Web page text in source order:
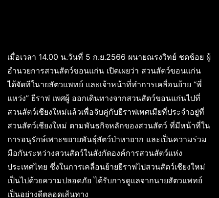
เมื่อเวลา 14.00 น.วันที่ 5 ก.ย.2566 ผนายณรงวิทย์ ชดช้อย ผู้
อำนวยการสวนสัตว์ขอนแก่น เปิดเผยว่า สวนสัตว์ขอนแก่น
ได้จัดทีในายสัตวแพทย์ และเจ้าหน้าที่ทำการเคลื่อนย้าย “พี่
แหว่ง” ยีราฟ เพศผู้ ออกเดินทางจากสวนสัตว์ขอนแก่นไปที่
สวนสัตว์เชียงใหม่แล้วเพื่อจับคู่กับยีราฟเพศเมียที่ประจำอยู่ที่
สวนสัตว์เชียงใหม่ ตามพันธกิจหลักของสวนสัตว์ ที่มีหน้าที่ใน
การอนุรักษ์เพาะขยายพันธุ์สัตว์ป่าหายาก และเป็นความร่วม
มือกันระหว่างสวนสัตว์ในสังกัดองค์การสวนสัตว์แห่ง
ประเทศไทย ซึ่งในการเคลื่อนย้ายยีราฟไปสวนสัตว์เชียงใหม่
เป็นไปด้วยความปลอดภัย ได้รับการดูแลจากนายสัตวแพทย์
เป็นอย่างดีตลอดเส้นทาง